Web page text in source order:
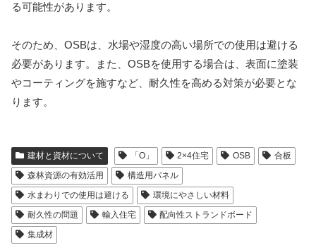
る可能性があります。
そのため、OSBは、水場や湿度の高い場所での使用は避ける
必要があります。また、OSBを使用する場合は、表面に塗装
やコーティングを施すなど、耐久性を高める対策が必要とな
ります。
建材と資材について 「O」 2×4住宅 OSB
合板
森林資源の有効活用
構造用パネル
水まわりでの使用は避ける
環境にやさしい材料
耐久性の問題
輸入住宅
配向性ストランドボード
集成材